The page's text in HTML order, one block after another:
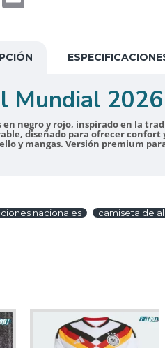
Mundial
negro y rojo, inspirado en la
diseñado para ofrecer
y mangas. Versión premium
nacionales camiseta de